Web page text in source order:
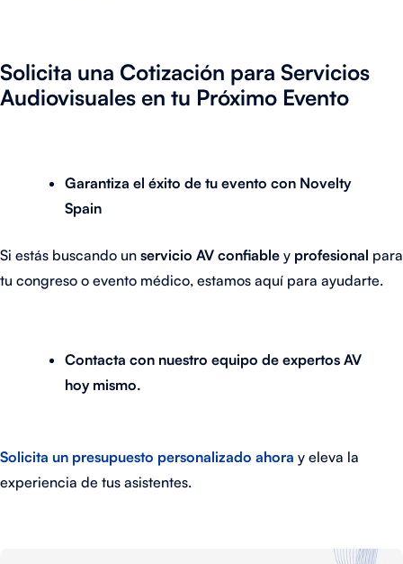
Solicita una Cotización para Servicios
Audiovisuales en tu Próximo Evento
Garantiza el éxito de tu evento con Novelty
Spain
Si estás buscando un servicio AV confiable y profesional para
tu congreso o evento médico, estamos aquí para ayudarte.
Contacta con nuestro equipo de expertos AV
hoy mismo.
Solicita un presupuesto personalizado ahora y eleva la
experiencia de tus asistentes.